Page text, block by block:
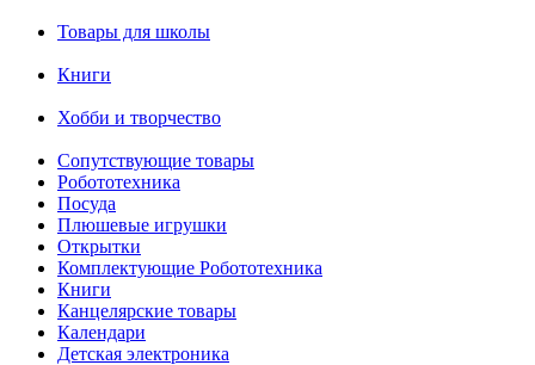
Товары для школы
Книги
Хобби и творчество
Сопутствующие товары
Робототехника
Посуда
Плюшевые игрушки
Открытки
Комплектующие Робототехника
Книги
Канцелярские товары
Календари
Детская электроника